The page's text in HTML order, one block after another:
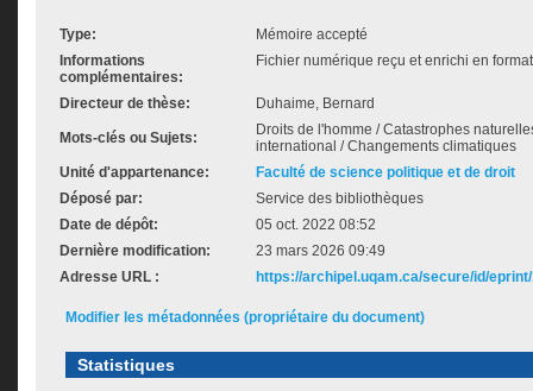
Type:
Mémoire accepté
Informations
complémentaires:
Fichier numérique reçu et enrichi en
Directeur de thèse: Duhaime, Bernard
Mots-clés ou Sujets:
Droits de l'homme / Catastrophes
international / Changements climatiques
Unité d'appartenance:
Faculté de science politique et de droit
Déposé par:
Service des bibliothèques
Date de dépôt:
05 oct. 2022 08:52
Dernière modification:
23 mars 2026 09:49
Adresse URL :
https://archipel.uqam.ca/secure/id/
Modifier les métadonnées (propriétaire du document)
Statistiques